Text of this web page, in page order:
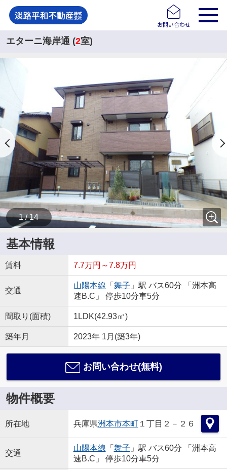
お問い合わせ
エターニ海岸通 (2室)
1 / 14
基本情報
賃料 7.7万円～7.8万円
交通
山陽本線 「 舞子 」駅 バス60分 「洲本高
速B.C」 停歩10分車5分
間取り(面積) 1LDK(42.93㎡)
築年月 2023年 1月(築3年)
お問い合わせ(無料)
物件概要
所在地 兵庫県洲本市本町１丁目２－２６
交通
山陽本線 「 舞子 」駅 バス60分 「洲本高
速B.C」 停歩10分車5分